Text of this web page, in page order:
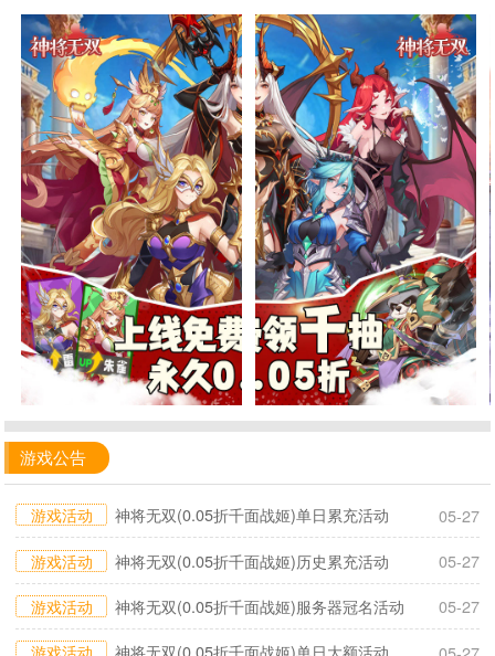
游戏公告
游戏活动 神将无双(0.05折千面战姬)单日累充活动
05-27
游戏活动
神将无双(0.05折千面战姬)历史累充活动
05-27
游戏活动
神将无双(0.05折千面战姬)服务器冠名活动
05-27
游戏活动
神将无双(0.05折千面战姬)单日大额活动